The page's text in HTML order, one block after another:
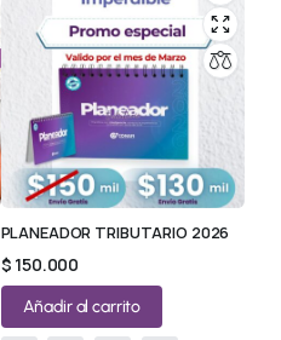
PLANEADOR TRIBUTARIO 2026
$ 150.000
Añadir al carrito